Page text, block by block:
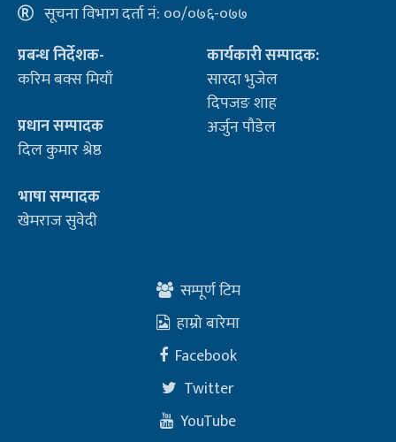
सूचना विभाग दर्ता नं: ००/०७६-०७७
प्रबन्ध निर्देशक-
करिम बक्स मियाँ
प्रधान सम्पादक
दिल कुमार श्रेष्ठ
भाषा सम्पादक
खेमराज सुवेदी
कार्यकारी सम्पादक:
सारदा भुजेल
दिपजङ शाह
अर्जुन पौडेल
सम्पूर्ण टिम
हाम्रो बारेमा
Facebook
Twitter
YouTube